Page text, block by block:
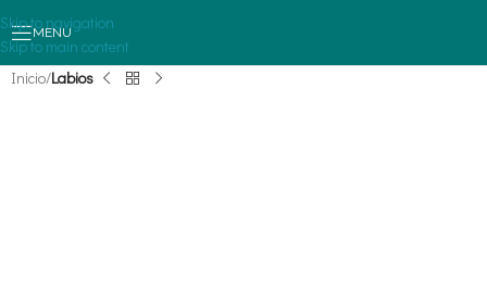
Skip to navigation
Skip to main content
MENU
Inicio Labios